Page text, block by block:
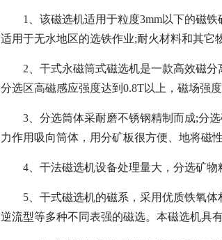
1、该磁选机适用于粒度3mm以下的磁
适用于无水地区的选铁作业;耐火材料和其它
2、干式永磁筒式磁选机是一款高效磁
分选区高磁感应强度达到0.8T以上，磁场强
3、分选筒体采耐磨不锈钢精制而成;分
力作用吸向筒体，用分矿板很方便、地将磁
4、干法磁选机设备处理量大，分选矿
5、干式磁选机的磁系，采用优质铁氧
逆流型等多种不同表强的磁选。本磁选机具